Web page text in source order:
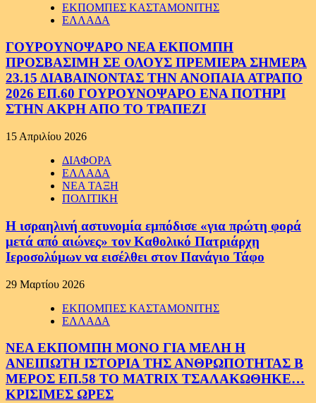
ΕΚΠΟΜΠΕΣ ΚΑΣΤΑΜΟΝΙΤΗΣ
ΕΛΛΑΔΑ
ΓΟΥΡΟΥΝΟΨΑΡΟ ΝΕΑ ΕΚΠΟΜΠΗ
ΠΡΟΣΒΑΣΙΜΗ ΣΕ ΟΛΟΥΣ ΠΡΕΜΙΕΡΑ ΣΗΜΕΡΑ
23.15 ΔΙΑΒΑΙΝΟΝΤΑΣ ΤΗΝ ΑΝΟΠΑΙΑ ΑΤΡΑΠΟ
2026 ΕΠ.60 ΓΟΥΡΟΥΝΟΨΑΡΟ ΕΝΑ ΠΟΤΗΡΙ
ΣΤΗΝ ΑΚΡΗ ΑΠΟ ΤΟ ΤΡΑΠΕΖΙ
15 Απριλίου 2026
ΔΙΑΦΟΡΑ
ΕΛΛΑΔΑ
ΝΕΑ ΤΑΞΗ
ΠΟΛΙΤΙΚΗ
Η ισραηλινή αστυνομία εμπόδισε «για πρώτη φορά
μετά από αιώνες» τον Καθολικό Πατριάρχη
Ιεροσολύμων να εισέλθει στον Πανάγιο Τάφο
29 Μαρτίου 2026
ΕΚΠΟΜΠΕΣ ΚΑΣΤΑΜΟΝΙΤΗΣ
ΕΛΛΑΔΑ
ΝΕΑ ΕΚΠΟΜΠΗ ΜΟΝΟ ΓΙΑ ΜΕΛΗ Η
ΑΝΕΙΠΩΤΗ ΙΣΤΟΡΙΑ ΤΗΣ ΑΝΘΡΩΠΟΤΗΤΑΣ Β
ΜΕΡΟΣ ΕΠ.58 ΤΟ MATRIX ΤΣΑΛΑΚΩΘΗΚΕ…
ΚΡΙΣΙΜΕΣ ΩΡΕΣ